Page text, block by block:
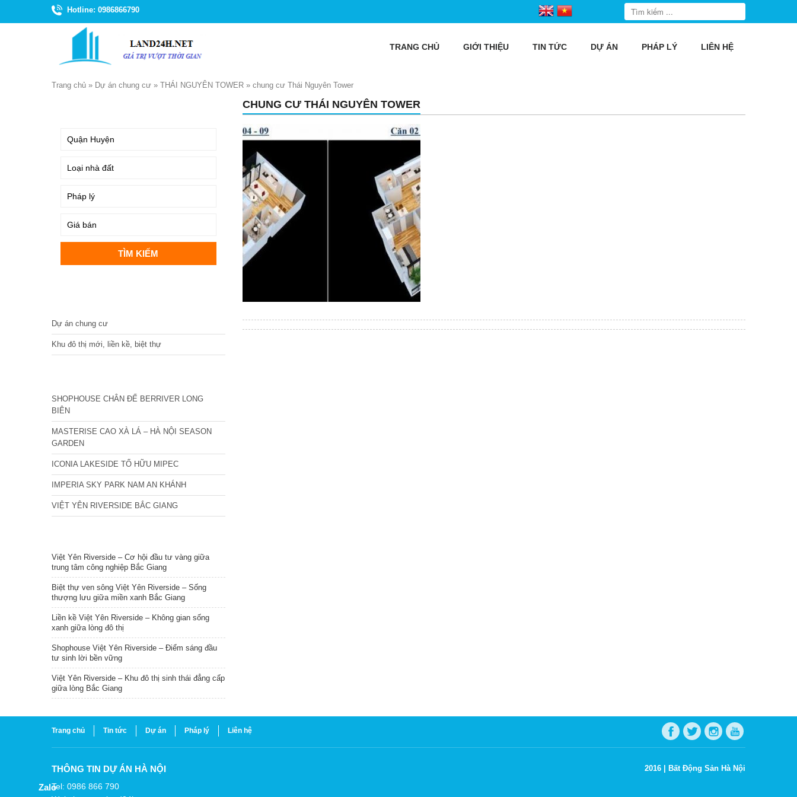
Hotline: 0986866790
TRANG CHỦ GIỚI THIỆU TIN TỨC DỰ ÁN PHÁP LÝ LIÊN HỆ
Trang chủ » Dự án chung cư » THÁI NGUYÊN TOWER » chung cư Thái Nguyên Tower
CHUNG CƯ THÁI NGUYÊN TOWER
Dự án chung cư
Khu đô thị mới, liền kề, biệt thự
SHOPHOUSE CHÂN ĐẾ BERRIVER LONG
BIÊN
MASTERISE CAO XÀ LÁ – HÀ NỘI SEASON
GARDEN
ICONIA LAKESIDE TỐ HỮU MIPEC
IMPERIA SKY PARK NAM AN KHÁNH
VIỆT YÊN RIVERSIDE BẮC GIANG
Việt Yên Riverside – Cơ hội đầu tư vàng giữa
trung tâm công nghiệp Bắc Giang
Biệt thự ven sông Việt Yên Riverside – Sống
thượng lưu giữa miền xanh Bắc Giang
Liền kề Việt Yên Riverside – Không gian sống
xanh giữa lòng đô thị
Shophouse Việt Yên Riverside – Điểm sáng đầu
tư sinh lời bền vững
Việt Yên Riverside – Khu đô thị sinh thái đẳng cấp
giữa lòng Bắc Giang
Trang chủ Tin tức Dự án Pháp lý Liên hệ
THÔNG TIN DỰ ÁN HÀ NỘI
Tel: 0986 866 790
2016 | Bất Động Sản Hà Nội
Zalo